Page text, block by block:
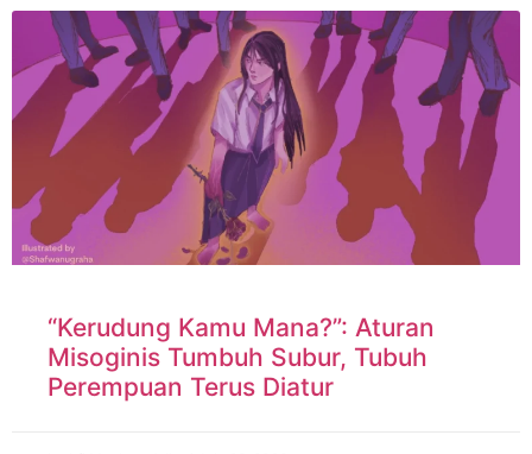
“Kerudung Kamu Mana?”: Aturan
Misoginis Tumbuh Subur, Tubuh
Perempuan Terus Diatur